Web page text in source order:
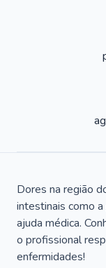
Dores na região
intestinais como
ajuda médica.
o profissional
enfermidades!